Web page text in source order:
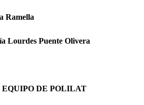
Ramella
Lourdes Puente Olivera
EQUIPO DE POLILAT